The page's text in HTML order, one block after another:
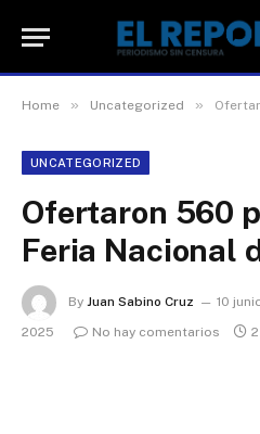
Home » Uncategorized »
UNCATEGORIZED
Ofertaron 560
Feria Nacional
By Juan Sabino Cruz 10
2025
No hay comentarios